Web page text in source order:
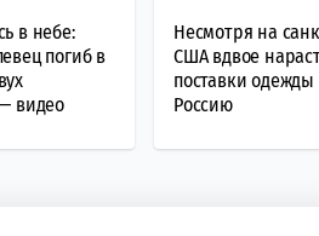
в небе:
погиб в
видео
Несмотря на
США вдвое
поставки одежды
Россию